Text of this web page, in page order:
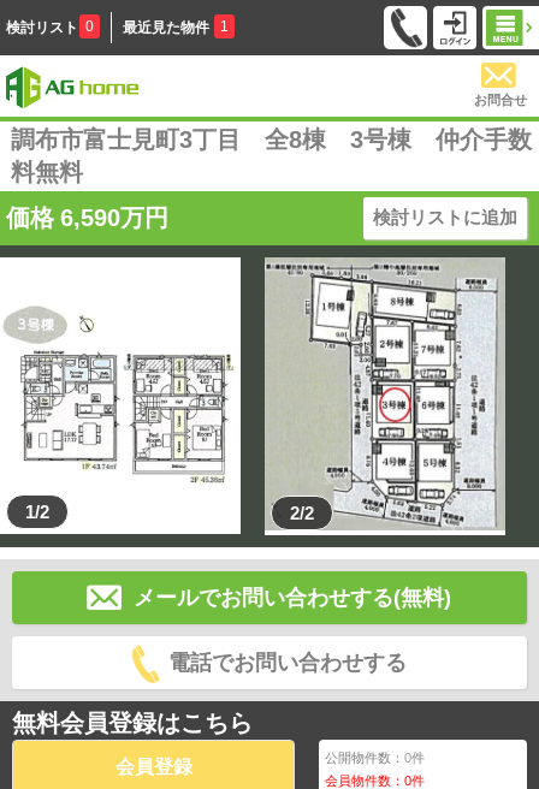
検討リスト 0 最近見た物件 1
お問合せ
調布市富士見町3丁目 全8棟 3号棟 仲介手数
料無料
価格 6,590万円 検討リストに追加
1/2 2/2
メールでお問い合わせする(無料)
電話でお問い合わせする
無料会員登録はこちら
会員登録 公開物件数：0件
会員物件数：0件